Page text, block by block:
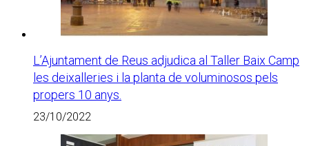
L’Ajuntament de Reus adjudica al Taller Baix Camp
les deixalleries i la planta de voluminosos pels
propers 10 anys.
23/10/2022